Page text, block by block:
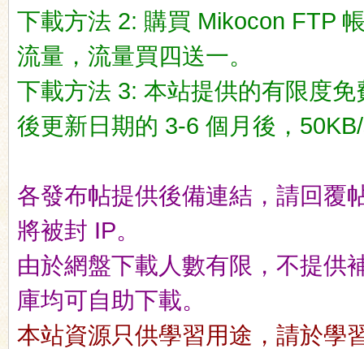
下載方法 2: 購買 Mikocon FTP
流量，流量買四送一。
下載方法 3: 本站提供的有限度
後更新日期的 3-6 個月後，
各發布帖提供後備連結，請回覆
將被封 IP。
由於網盤下載人數有限，不提供
庫均可自助下載。
本站資源只供學習用途，請於學